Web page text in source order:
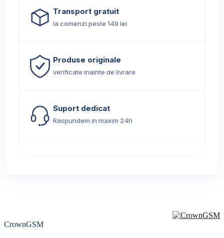
Transport gratuit
la comenzi peste 149 lei
Produse originale
verificate inainte de livrare
Suport dedicat
Raspundem in maxim 24h
CrownGSM